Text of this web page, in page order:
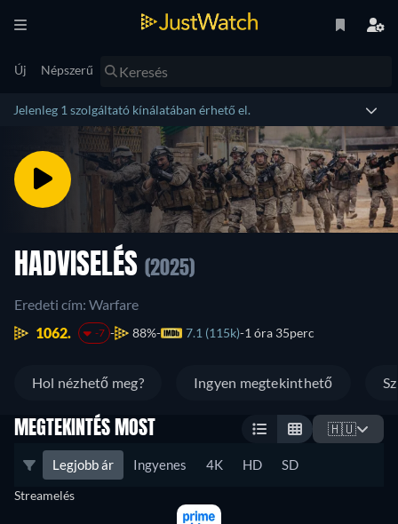
Új Népszerű
Jelenleg 1 szolgáltató kínálatában érhető el.
HADVISELÉS (2025)
Eredeti cím: Warfare
1062.
-7 88% 7.1 (115k) 1 óra 35perc
Hol nézhető meg? Ingyen megtekinthető
MEGTEKINTÉS MOST 🇭🇺
Legjobb ár Ingyenes 4K HD SD
Streamelés